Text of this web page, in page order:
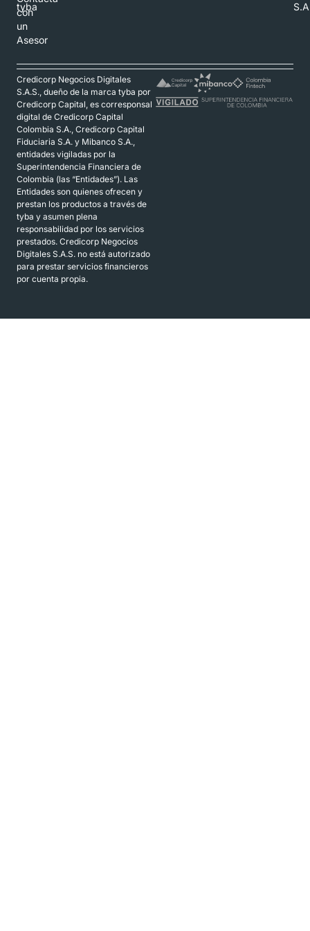
con
un
Asesor
tyba
Credicorp Negocios Digitales
S.A.S., dueño de la marca tyba por
Credicorp Capital, es corresponsal
digital de Credicorp Capital
Colombia S.A., Credicorp Capital
Fiduciaria S.A. y Mibanco S.A.,
entidades vigiladas por la
Superintendencia Financiera de
Colombia (las “Entidades”). Las
Entidades son quienes ofrecen y
prestan los productos a través de
tyba y asumen plena
responsabilidad por los servicios
prestados. Credicorp Negocios
Digitales S.A.S. no está autorizado
para prestar servicios financieros
por cuenta propia.